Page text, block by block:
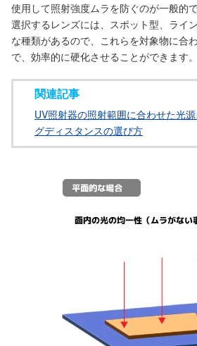
使用して照射強度ムラを防ぐのが一般的で
選択するレンズには、スポット型、ライ
な種類があるので、これらを対象物に合
で、効率的に硬化させることができます。
関連記事
UV照射器の照射範囲に合わせた光
グディスタンスの選び方